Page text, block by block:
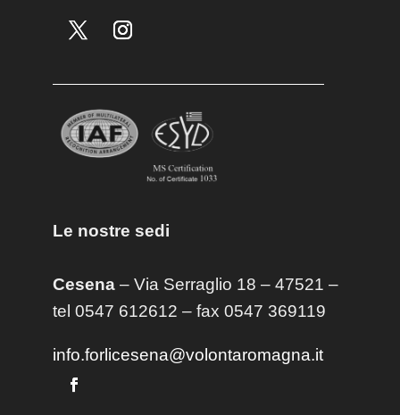
Le nostre sedi
Cesena– Via Serraglio 18 – 47521 –
tel 0547 612612 – fax 0547 369119
info.forlicesena@volontaromagna.it